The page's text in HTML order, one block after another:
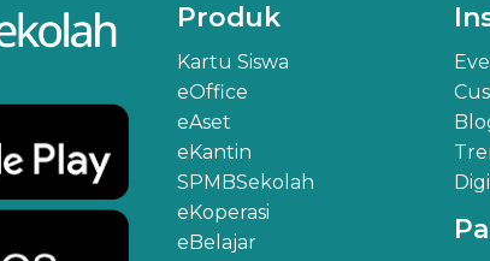
Produk
Kartu Siswa
eOffice
eAset
eKantin
SPMBSekolah
eKoperasi
eBelajar